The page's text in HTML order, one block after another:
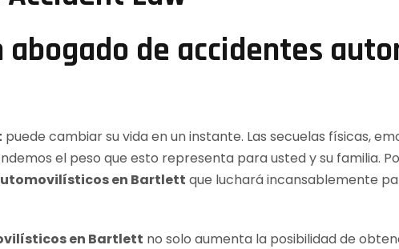
abogado de accidentes
puede cambiar su vida en un instante. Las secuelas físicas,
el peso que esto representa para usted y su familia.
en Bartlett que luchará incansablemente
en Bartlett no solo aumenta la posibilidad de